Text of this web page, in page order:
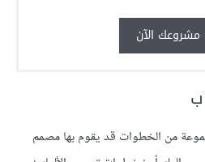
الآن
من الخطوات قد يقوم بها مصمم